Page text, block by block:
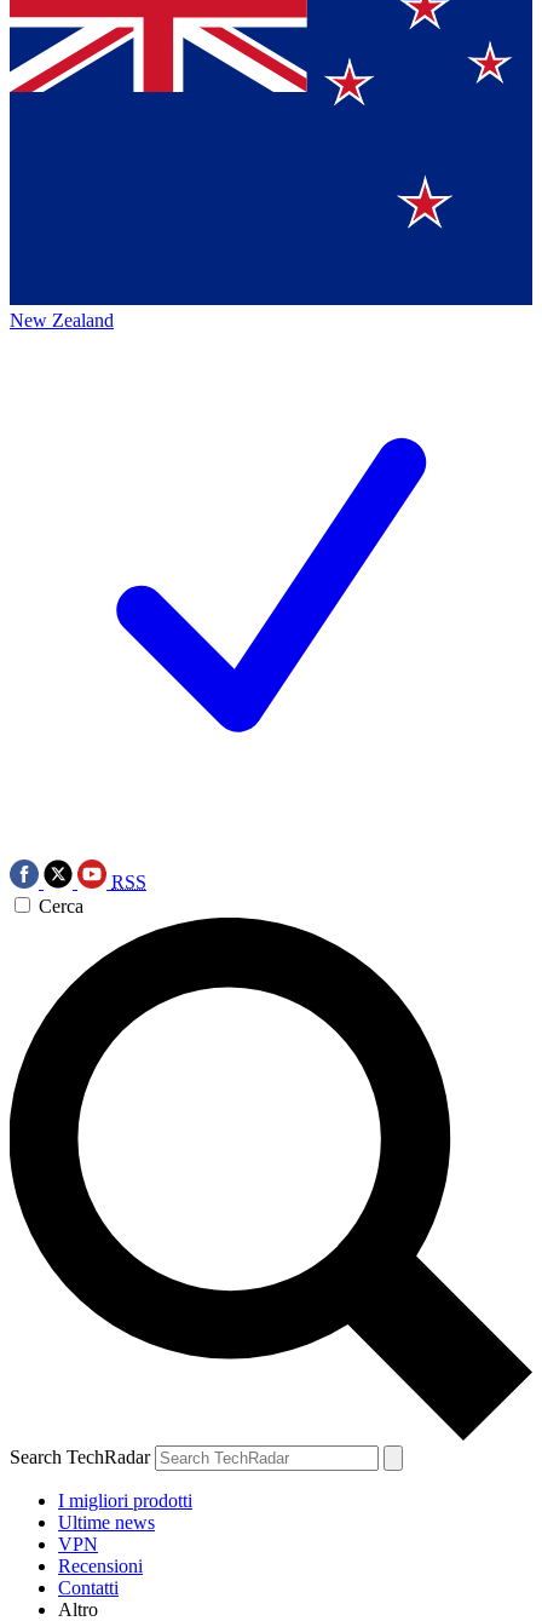
New Zealand
RSS
Cerca
Search TechRadar
I migliori prodotti
Ultime news
VPN
Recensioni
Contatti
Altro